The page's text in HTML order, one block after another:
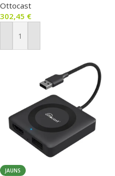
Ottocast
302,45 €
Pievienot Grozam
JAUNS